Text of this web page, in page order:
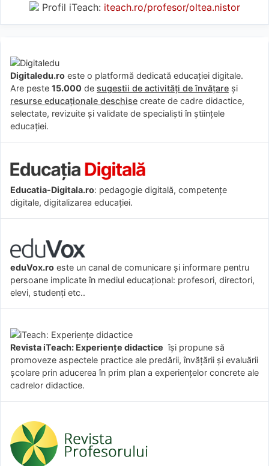
Profil iTeach: iteach.ro/profesor/oltea.nistor
Digitaledu.ro este o platformă dedicată educației digitale.
Are peste 15.000 de sugestii de activități de învățare și
resurse educaționale deschise create de cadre didactice,
selectate, revizuite și validate de specialiști în științele
educației.
Educatia-Digitala.ro: pedagogie digitală, competențe
digitale, digitalizarea educației.
eduVox.ro este un canal de comunicare și informare pentru
persoane implicate în mediul educațional: profesori, directori,
elevi, studenți etc..
Revista iTeach: Experienţe didactice îşi propune să
promoveze aspectele practice ale predării, învăţării şi evaluării
şcolare prin aducerea în prim plan a experienţelor concrete ale
cadrelor didactice.